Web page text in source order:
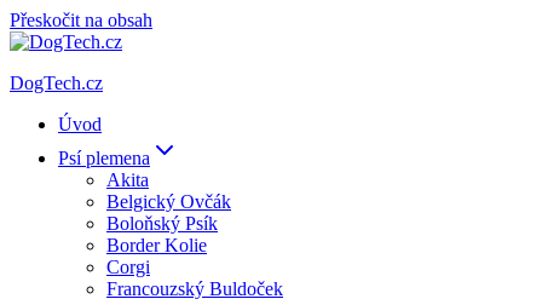
Přeskočit na obsah
DogTech.cz
Úvod
Psí plemena
Akita
Belgický Ovčák
Boloňský Psík
Border Kolie
Corgi
Francouzský Buldoček